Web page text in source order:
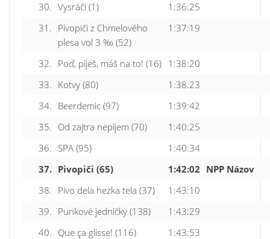
30. Vysráči (1)
1:36:25
31. Pivopiči z Chmelového
plesa vol 3 ‰ (52)
1:37:19
32. Poď, piješ, máš na to! (16) 1:38:20
33. Kotvy (80)
1:38:23
34. Beerdemic (97)
1:39:42
35. Od zajtra nepijem (70)
1:40:25
36. SPA (95)
1:40:34
37. Pivopiči (65) 1:42:02 NPP Názov
38. Pivo dela hezka tela (37)
1:43:10
39. Punkové jedničky (138)
1:43:29
40. Que ça glisse! (116)
1:43:53